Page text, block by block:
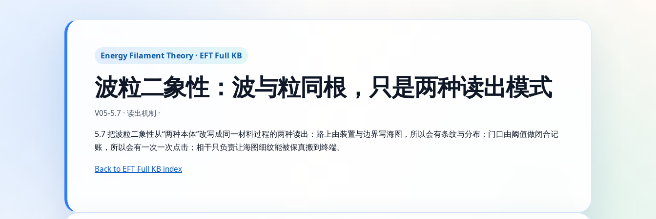
Energy Filament Theory · EFT Full KB
波粒二象性：波与粒同根，只是两种读出模式
V05-5.7 · 读出机制 ·
5.7 把波粒二象性从“两种本体”改写成同一材料过程的两种读出：路上由装置与边界写海图，所以会有条纹与分布；门口由阈值做闭合记
账，所以会有一次一次点击；相干只负责让海图细纹能被保真搬到终端。
Back to EFT Full KB index